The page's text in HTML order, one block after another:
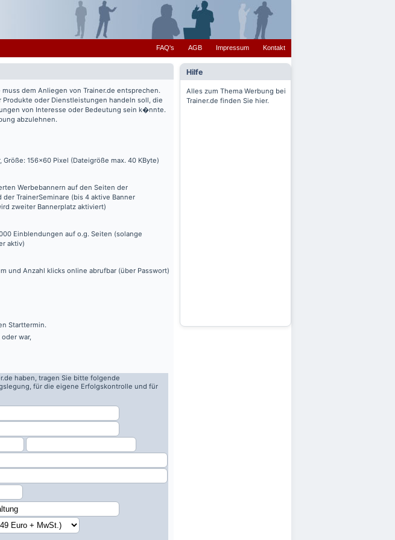
FAQ's AGB Impressum Kontakt
Hilfe
Alles zum Thema Werbung bei
Trainer.de finden Sie hier.
dem Anliegen von Trainer.de entsprechen.
oder Dienstleistungen handeln soll, die
von Interesse oder Bedeutung sein k�nnte.
abzulehnen.
156x60 Pixel (Dateigröße max. 40 KByte)
Werbebannern auf den Seiten der
TrainerSeminare (bis 4 aktive Banner
zweiter Bannerplatz aktiviert)
Einblendungen auf o.g. Seiten (solange
aktiv)
und Anzahl klicks online abrufbar (über Passwort)
Starttermin.
war,
haben, tragen Sie bitte folgende
für die eigene Erfolgskontrolle und für